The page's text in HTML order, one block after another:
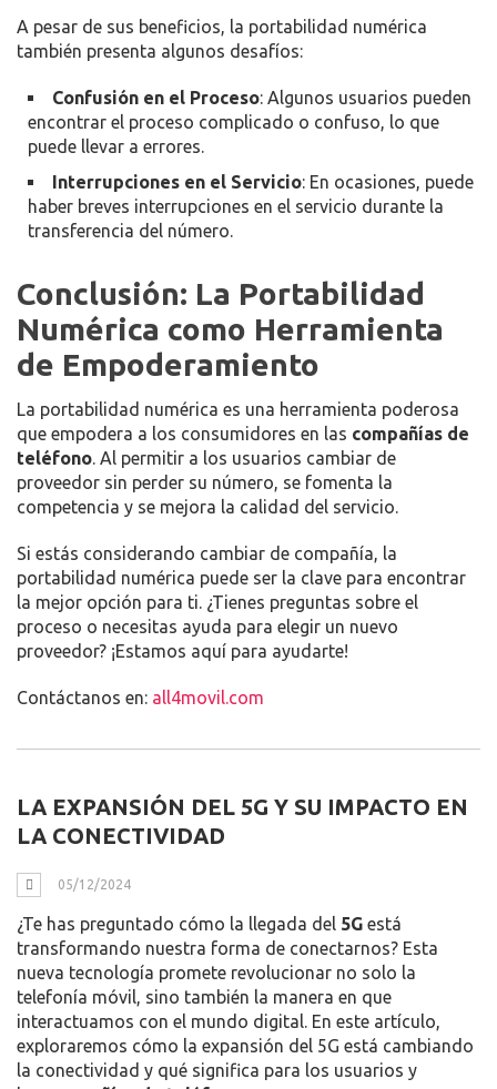
A pesar de sus beneficios, la portabilidad numérica
también presenta algunos desafíos:
Confusión en el Proceso: Algunos usuarios pueden
encontrar el proceso complicado o confuso, lo que
puede llevar a errores.
Interrupciones en el Servicio: En ocasiones, puede
haber breves interrupciones en el servicio durante la
transferencia del número.
Conclusión: La Portabilidad
Numérica como Herramienta
de Empoderamiento
La portabilidad numérica es una herramienta poderosa
que empodera a los consumidores en las compañías de
teléfono. Al permitir a los usuarios cambiar de
proveedor sin perder su número, se fomenta la
competencia y se mejora la calidad del servicio.
Si estás considerando cambiar de compañía, la
portabilidad numérica puede ser la clave para encontrar
la mejor opción para ti. ¿Tienes preguntas sobre el
proceso o necesitas ayuda para elegir un nuevo
proveedor? ¡Estamos aquí para ayudarte!
Contáctanos en: all4movil.com
LA EXPANSIÓN DEL 5G Y SU IMPACTO EN
LA CONECTIVIDAD
05/12/2024
¿Te has preguntado cómo la llegada del 5G está
transformando nuestra forma de conectarnos? Esta
nueva tecnología promete revolucionar no solo la
telefonía móvil, sino también la manera en que
interactuamos con el mundo digital. En este artículo,
exploraremos cómo la expansión del 5G está cambiando
la conectividad y qué significa para los usuarios y